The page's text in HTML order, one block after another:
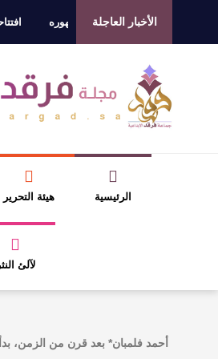
الأخبار العاجلة
الشاعر عبدالواحد بجمهوره افتتاحية العدد
الرئيسية هيئة التحرير
لآلئ النثر
أحمد فلمبان* بعد قرن من الزمن،